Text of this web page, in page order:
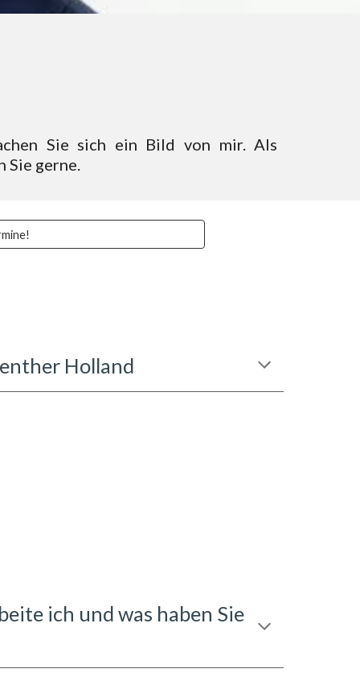
Sie sich ein Bild von mir. Als
gerne.
Holland
ich und was haben Sie